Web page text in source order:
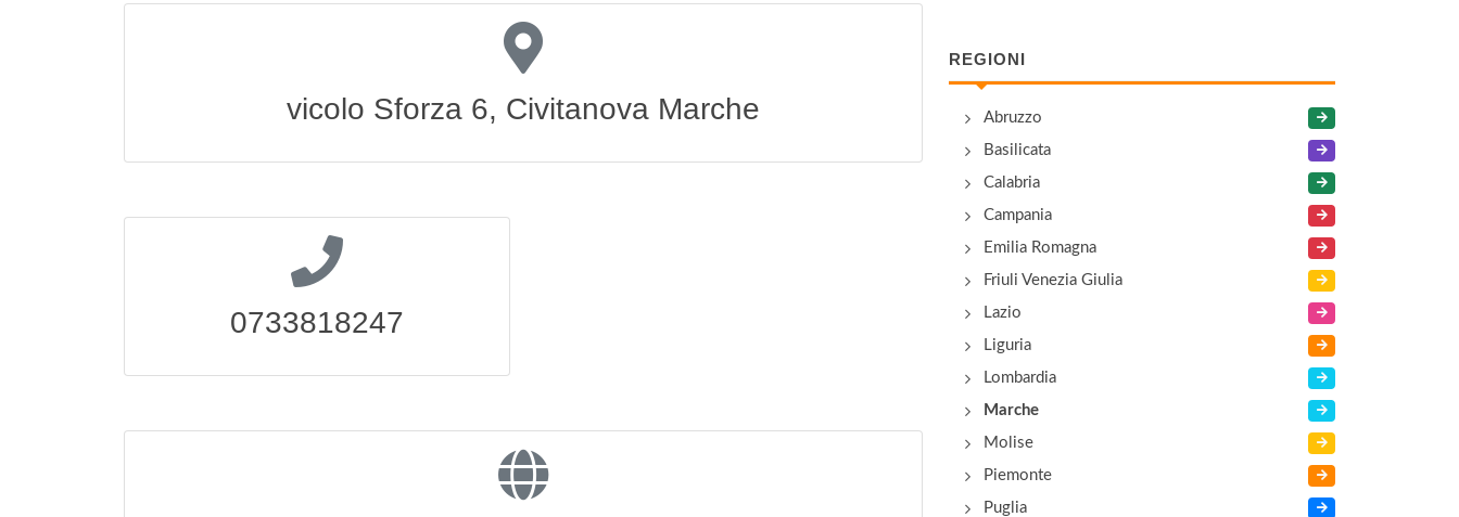
vicolo Sforza 6, Civitanova Marche
0733818247
REGIONI
Abruzzo
Basilicata
Calabria
Campania
Emilia Romagna
Friuli Venezia Giulia
Lazio
Liguria
Lombardia
Marche
Molise
Piemonte
Puglia